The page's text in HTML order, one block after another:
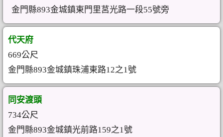
金門縣893金城鎮東門里莒光路一段55號旁
代天府
669公尺
金門縣893金城鎮珠浦東路12之1號
同安渡頭
734公尺
金門縣893金城鎮光前路159之1號